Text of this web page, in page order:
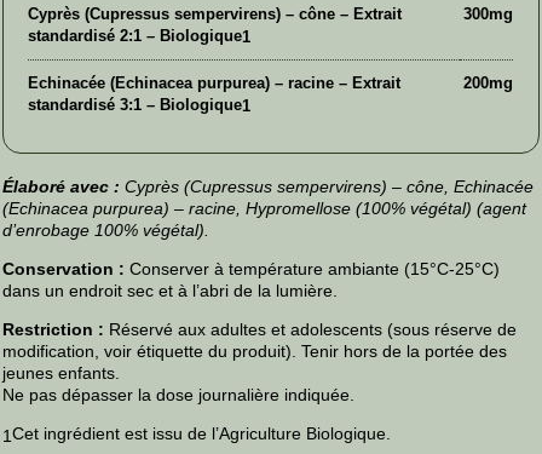
Cyprès (Cupressus sempervirens) – cône – Extrait
standardisé 2:1 – Biologique1
300mg
Echinacée (Echinacea purpurea) – racine – Extrait
standardisé 3:1 – Biologique1
200mg
Élaboré avec : Cyprès (Cupressus sempervirens) – cône, Echinacée
(Echinacea purpurea) – racine, Hypromellose (100% végétal) (agent
d’enrobage 100% végétal).
Conservation : Conserver à température ambiante (15°C-25°C)
dans un endroit sec et à l’abri de la lumière.
Restriction : Réservé aux adultes et adolescents (sous réserve de
modification, voir étiquette du produit). Tenir hors de la portée des
jeunes enfants.
Ne pas dépasser la dose journalière indiquée.
1Cet ingrédient est issu de l’Agriculture Biologique.